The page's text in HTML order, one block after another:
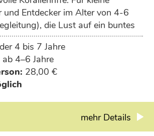
und Entdecker im Alter von 4-6
die Lust auf ein buntes
4 bis 7 Jahre
ab 4–6 Jahre
28,00 €
mehr Details